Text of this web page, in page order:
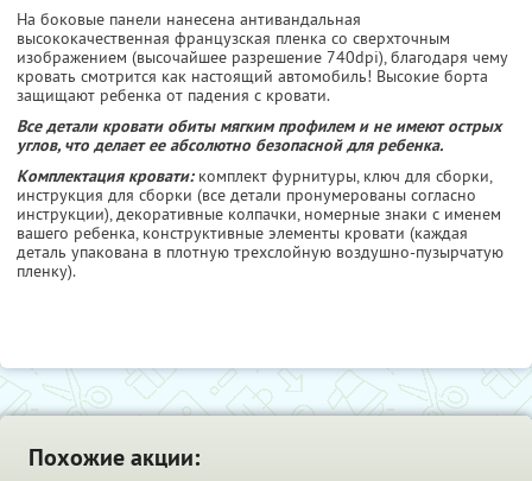
На боковые панели нанесена антивандальная
высококачественная французская пленка со сверхточным
изображением (высочайшее разрешение 740dpi), благодаря чему
кровать смотрится как настоящий автомобиль! Высокие борта
защищают ребенка от падения с кровати.
Все детали кровати обиты мягким профилем и не имеют острых
углов, что делает ее абсолютно безопасной для ребенка.
Комплектация кровати:комплект фурнитуры, ключ для сборки,
инструкция для сборки (все детали пронумерованы согласно
инструкции), декоративные колпачки, номерные знаки с именем
вашего ребенка, конструктивные элементы кровати (каждая
деталь упакована в плотную трехслойную воздушно-пузырчатую
пленку).
Похожие акции: